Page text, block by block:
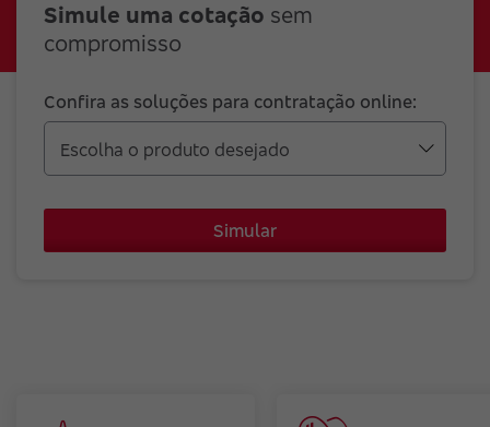
Simule uma cotação sem
compromisso
Confira as soluções para contratação online:
Simular